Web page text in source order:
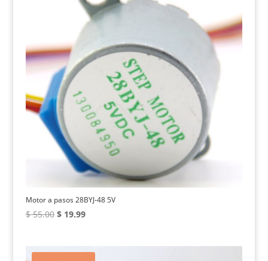
Motor a pasos 28BYJ-48 5V
$55.00 El
era:
$19.99El
es: